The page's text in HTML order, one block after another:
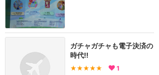
ガチャガチャも電子決済の
時代‼️
★★★★★ 1